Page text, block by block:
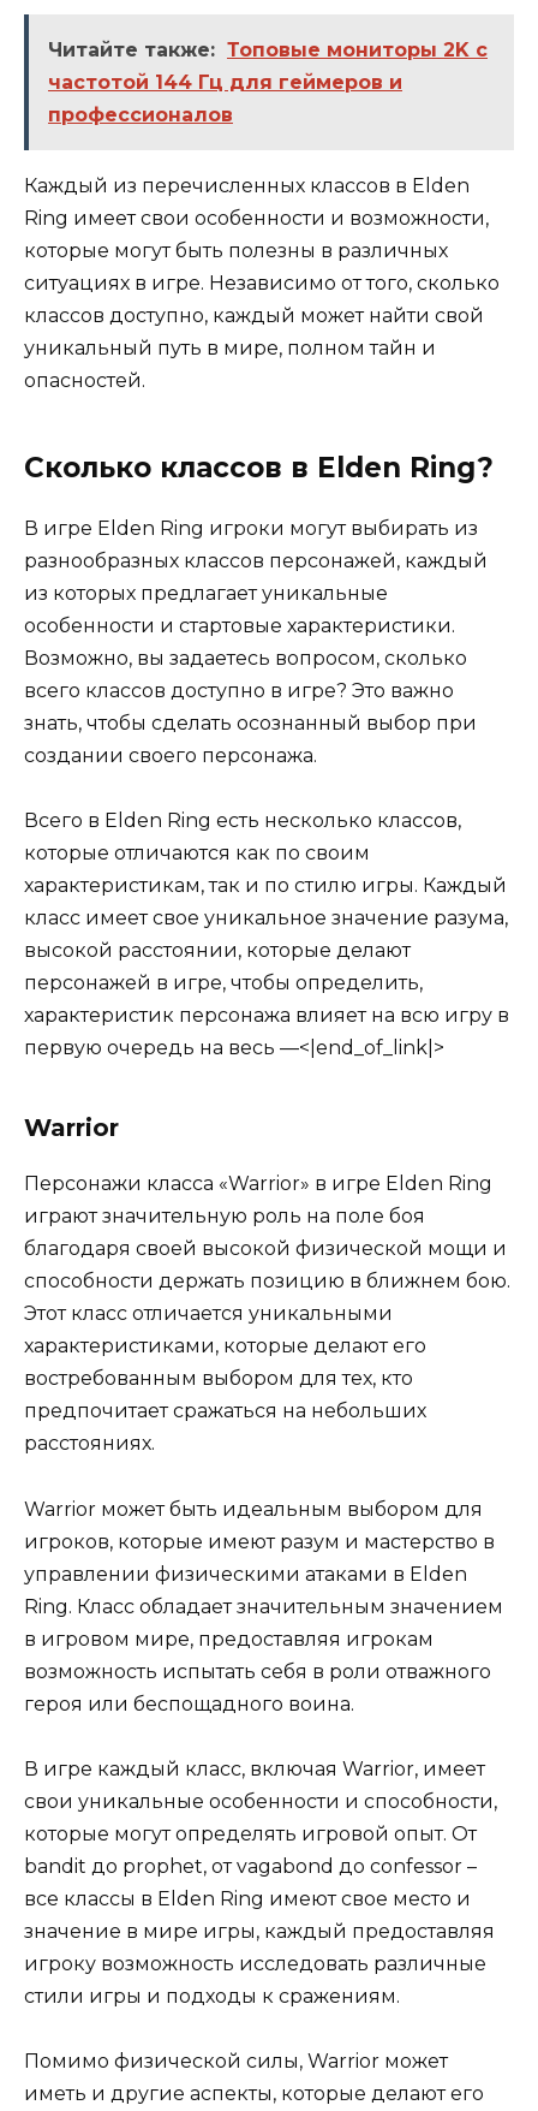
Читайте также: Топовые мониторы 2K с
частотой 144 Гц для геймеров и
профессионалов
Каждый из перечисленных классов в Elden
Ring имеет свои особенности и возможности,
которые могут быть полезны в различных
ситуациях в игре. Независимо от того, сколько
классов доступно, каждый может найти свой
уникальный путь в мире, полном тайн и
опасностей.
Сколько классов в Elden Ring?
В игре Elden Ring игроки могут выбирать из
разнообразных классов персонажей, каждый
из которых предлагает уникальные
особенности и стартовые характеристики.
Возможно, вы задаетесь вопросом, сколько
всего классов доступно в игре? Это важно
знать, чтобы сделать осознанный выбор при
создании своего персонажа.
Всего в Elden Ring есть несколько классов,
которые отличаются как по своим
характеристикам, так и по стилю игры. Каждый
класс имеет свое уникальное значение разума,
высокой расстоянии, которые делают
персонажей в игре, чтобы определить,
характеристик персонажа влияет на всю игру в
первую очередь на весь —<|end_of_link|>
Warrior
Персонажи класса «Warrior» в игре Elden Ring
играют значительную роль на поле боя
благодаря своей высокой физической мощи и
способности держать позицию в ближнем бою.
Этот класс отличается уникальными
характеристиками, которые делают его
востребованным выбором для тех, кто
предпочитает сражаться на небольших
расстояниях.
Warrior может быть идеальным выбором для
игроков, которые имеют разум и мастерство в
управлении физическими атаками в Elden
Ring. Класс обладает значительным значением
в игровом мире, предоставляя игрокам
возможность испытать себя в роли отважного
героя или беспощадного воина.
В игре каждый класс, включая Warrior, имеет
свои уникальные особенности и способности,
которые могут определять игровой опыт. От
bandit до prophet, от vagabond до confessor –
все классы в Elden Ring имеют свое место и
значение в мире игры, каждый предоставляя
игроку возможность исследовать различные
стили игры и подходы к сражениям.
Помимо физической силы, Warrior может
иметь и другие аспекты, которые делают его